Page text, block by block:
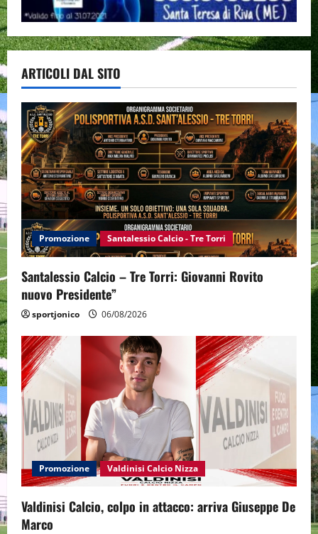
ARTICOLI DAL SITO
Promozione Santalessio Calcio - Tre Torri
Santalessio Calcio – Tre Torri: Giovanni Rovito
nuovo Presidente”
sportjonico 06/08/2026
Promozione Valdinisi Calcio Nizza
Valdinisi Calcio, colpo in attacco: arriva Giuseppe De
Marco